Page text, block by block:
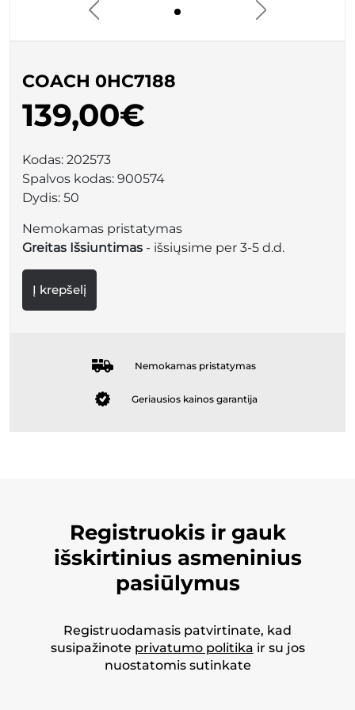
COACH 0HC7188
139,00€
Kodas: 202573
Spalvos kodas: 900574
Dydis: 50
Nemokamas pristatymas
Greitas Išsiuntimas - išsiųsime per 3-5 d.d.
Į krepšelį
Nemokamas pristatymas
Geriausios kainos garantija
Registruokis ir gauk
išskirtinius asmeninius
pasiūlymus
Registruodamasis patvirtinate, kad
susipažinote privatumo politika ir su jos
nuostatomis sutinkate